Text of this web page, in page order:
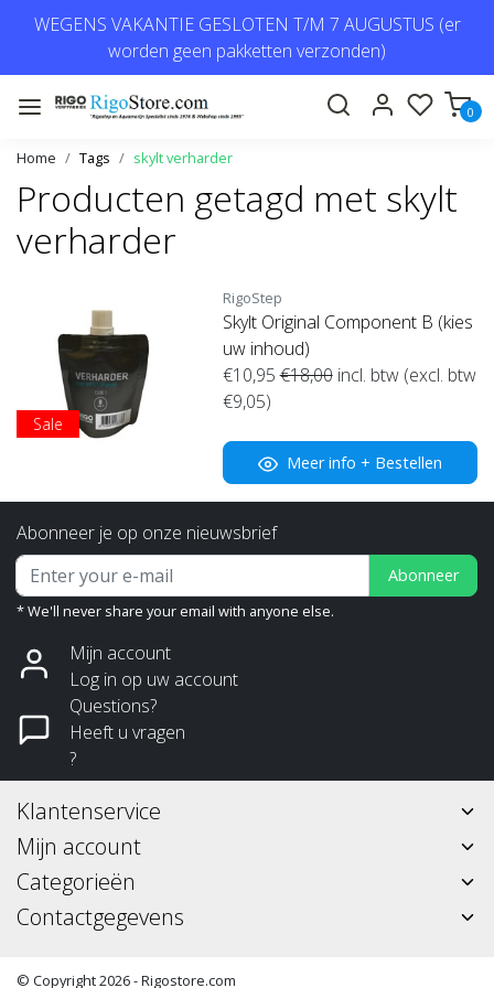
WEGENS VAKANTIE GESLOTEN T/M 7 AUGUSTUS (er
worden geen pakketten verzonden)
0
Home Tags skylt verharder
Producten getagd met skylt
verharder
Sale
RigoStep
Skylt Original Component B (kies
uw inhoud)
€10,95 €18,00incl. btw (excl. btw
€9,05)
Meer info + Bestellen
Abonneer je op onze nieuwsbrief
Abonneer
* We'll never share your email with anyone else.
Mijn account
Log in op uw account
Questions?
Heeft u vragen
?
Klantenservice
Mijn account
Categorieën
Contactgegevens
© Copyright 2026 - Rigostore.com